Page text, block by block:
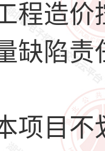
程造
缺陷
项目不